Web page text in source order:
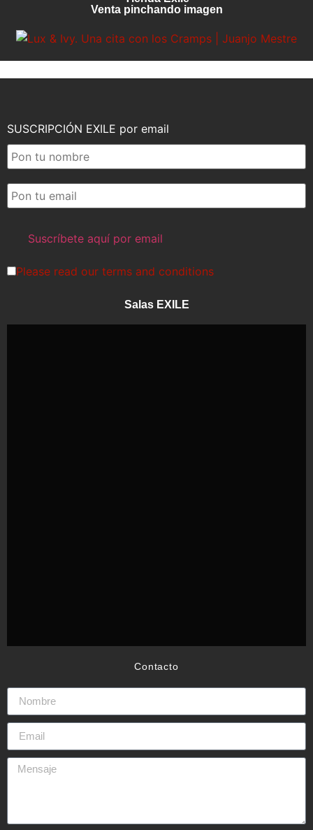
Venta pinchando imagen
SUSCRIPCIÓN EXILE por email
Please read our terms and conditions
Salas EXILE
Contacto